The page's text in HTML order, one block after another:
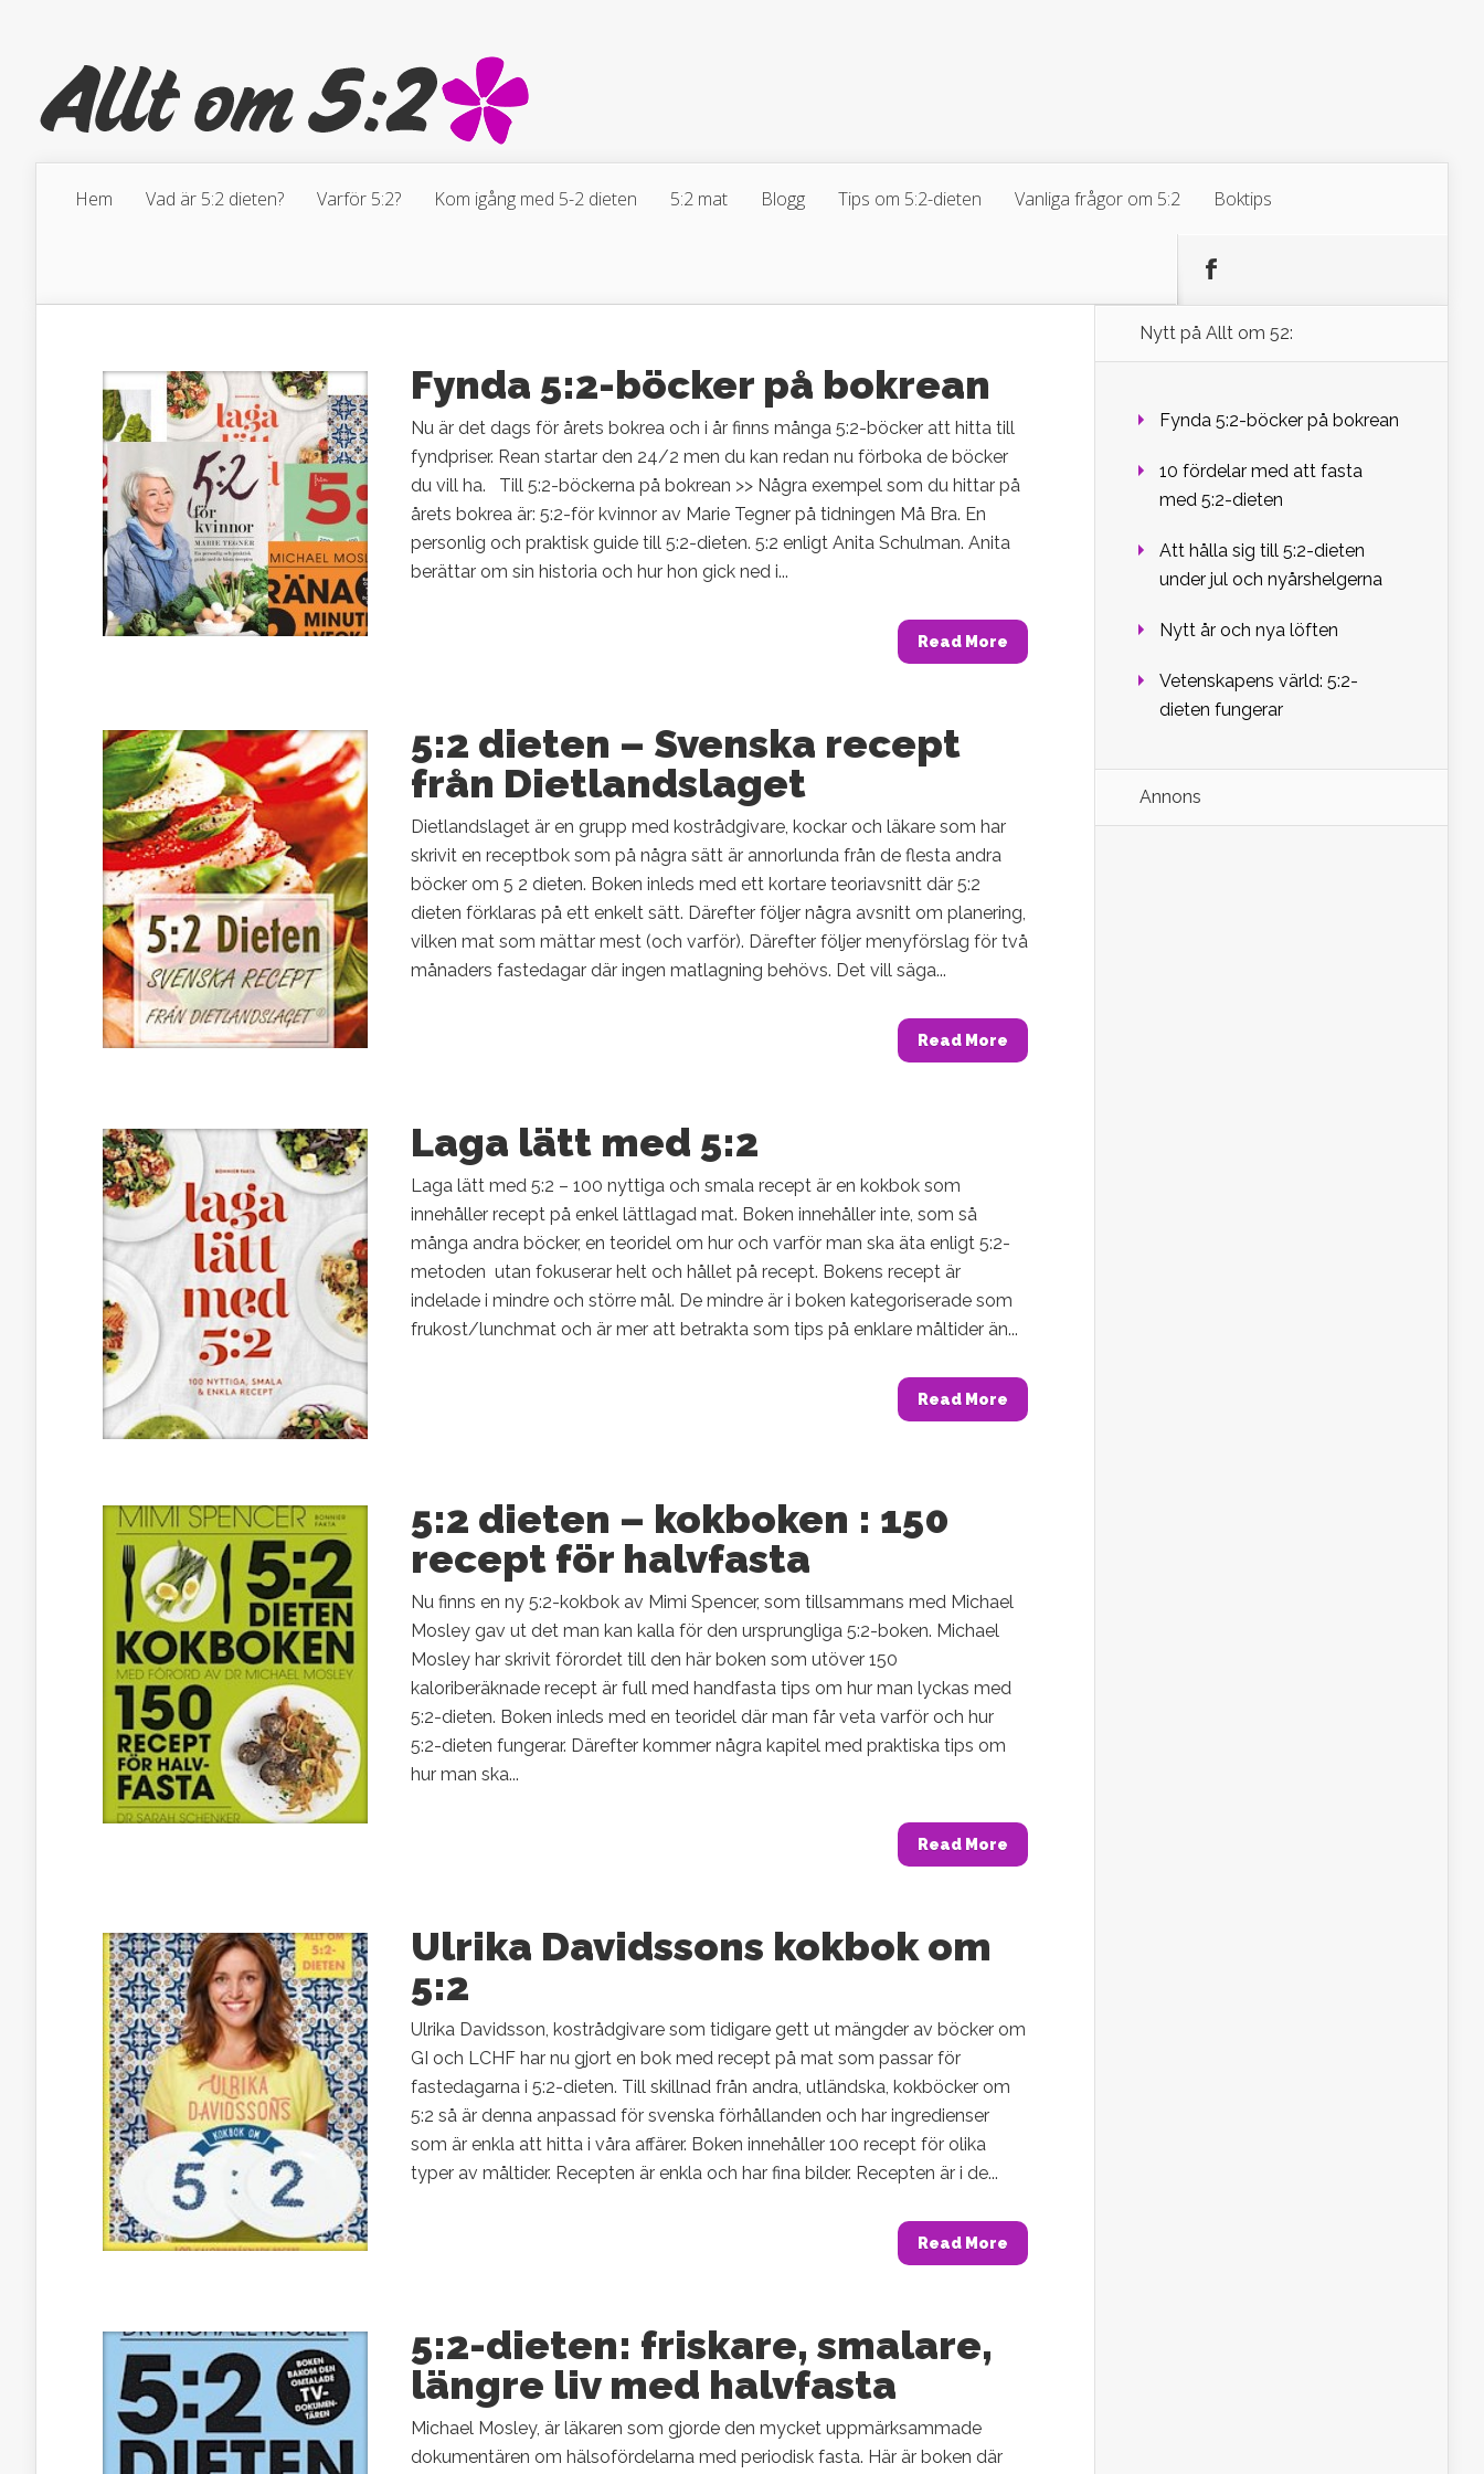
Hem Vad är 5:2 dieten? Varför 5:2? Kom igång med 5-2 dieten 5:2 mat Blogg Tips om 5:2-dieten Vanliga frågor om 5:2 Boktips
Fynda 5:2-böcker på bokrean
Nu är det dags för årets bokrea och i år finns många 5:2-böcker att hitta till
fyndpriser. Rean startar den 24/2 men du kan redan nu förboka de böcker
du vill ha. Till 5:2-böckerna på bokrean >> Några exempel som du hittar på
årets bokrea är: 5:2-för kvinnor av Marie Tegner på tidningen Må Bra. En
personlig och praktisk guide till 5:2-dieten. 5:2 enligt Anita Schulman. Anita
berättar om sin historia och hur hon gick ned i...
Read More
5:2 dieten – Svenska recept
från Dietlandslaget
Dietlandslaget är en grupp med kostrådgivare, kockar och läkare som har
skrivit en receptbok som på några sätt är annorlunda från de flesta andra
böcker om 5 2 dieten. Boken inleds med ett kortare teoriavsnitt där 5:2
dieten förklaras på ett enkelt sätt. Därefter följer några avsnitt om planering,
vilken mat som mättar mest (och varför). Därefter följer menyförslag för två
månaders fastedagar där ingen matlagning behövs. Det vill säga...
Read More
Laga lätt med 5:2
Laga lätt med 5:2 – 100 nyttiga och smala recept är en kokbok som
innehåller recept på enkel lättlagad mat. Boken innehåller inte, som så
många andra böcker, en teoridel om hur och varför man ska äta enligt 5:2-
metoden utan fokuserar helt och hållet på recept. Bokens recept är
indelade i mindre och större mål. De mindre är i boken kategoriserade som
frukost/lunchmat och är mer att betrakta som tips på enklare måltider än...
Read More
5:2 dieten – kokboken : 150
recept för halvfasta
Nu finns en ny 5:2-kokbok av Mimi Spencer, som tillsammans med Michael
Mosley gav ut det man kan kalla för den ursprungliga 5:2-boken. Michael
Mosley har skrivit förordet till den här boken som utöver 150
kaloriberäknade recept är full med handfasta tips om hur man lyckas med
5:2-dieten. Boken inleds med en teoridel där man får veta varför och hur
5:2-dieten fungerar. Därefter kommer några kapitel med praktiska tips om
hur man ska...
Read More
Ulrika Davidssons kokbok om
5:2
Ulrika Davidsson, kostrådgivare som tidigare gett ut mängder av böcker om
GI och LCHF har nu gjort en bok med recept på mat som passar för
fastedagarna i 5:2-dieten. Till skillnad från andra, utländska, kokböcker om
5:2 så är denna anpassad för svenska förhållanden och har ingredienser
som är enkla att hitta i våra affärer. Boken innehåller 100 recept för olika
typer av måltider. Recepten är enkla och har fina bilder. Recepten är i de...
Read More
5:2-dieten: friskare, smalare,
längre liv med halvfasta
Michael Mosley, är läkaren som gjorde den mycket uppmärksammade
dokumentären om hälsofördelarna med periodisk fasta. Här är boken där
Nytt på Allt om 52:
Fynda 5:2-böcker på bokrean
10 fördelar med att fasta
med 5:2-dieten
Att hålla sig till 5:2-dieten
under jul och nyårshelgerna
Nytt år och nya löften
Vetenskapens värld: 5:2-
dieten fungerar
Annons